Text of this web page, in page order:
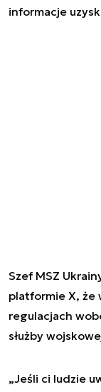
informacje
Szef MSZ
platformie X, że
regulacjach
służby
„Jeśli ci ludzie